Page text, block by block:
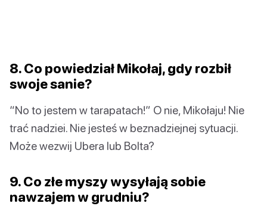
8. Co powiedział Mikołaj, gdy rozbił
swoje sanie?
“No to jestem w tarapatach!” O nie, Mikołaju! Nie
trać nadziei. Nie jesteś w beznadziejnej sytuacji.
Może wezwij Ubera lub Bolta?
9. Co złe myszy wysyłają sobie
nawzajem w grudniu?